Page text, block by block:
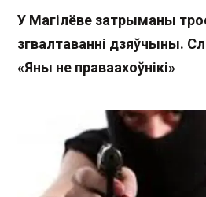
У Магілёве затрыманы
згвалтаванні дзяўчыны.
«Яны не праваахоўнікі»